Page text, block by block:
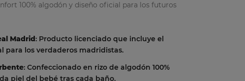
100% algodón y diseño oficial para los futuros
Madrid: Producto licenciado que incluye el
para los verdaderos madridistas.
: Confeccionado en rizo de algodón 100%
piel del bebé tras cada baño.